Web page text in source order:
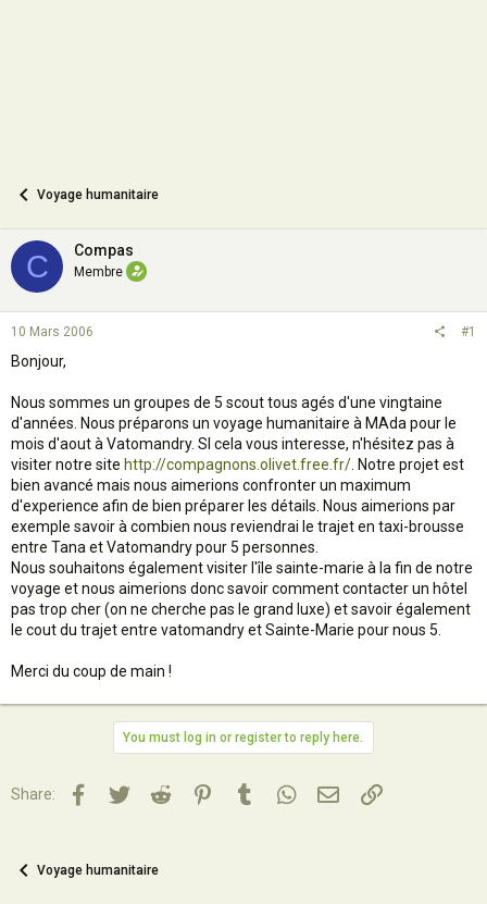
Voyage humanitaire
C Compas
Membre
10 Mars 2006 #1
Bonjour,
Nous sommes un groupes de 5 scout tous agés d'une vingtaine
d'années. Nous préparons un voyage humanitaire à MAda pour le
mois d'aout à Vatomandry. SI cela vous interesse, n'hésitez pas à
visiter notre site http://compagnons.olivet.free.fr/ . Notre projet est
bien avancé mais nous aimerions confronter un maximum
d'experience afin de bien préparer les détails. Nous aimerions par
exemple savoir à combien nous reviendrai le trajet en taxi-brousse
entre Tana et Vatomandry pour 5 personnes.
Nous souhaitons également visiter l'île sainte-marie à la fin de notre
voyage et nous aimerions donc savoir comment contacter un hôtel
pas trop cher (on ne cherche pas le grand luxe) et savoir également
le cout du trajet entre vatomandry et Sainte-Marie pour nous 5.
Merci du coup de main !
You must log in or register to reply here.
Share: Facebook
TwitterReddit PinterestTumblrWhatsApp
Email Lien
Voyage humanitaire